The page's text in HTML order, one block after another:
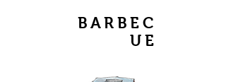
BARBEC
UE